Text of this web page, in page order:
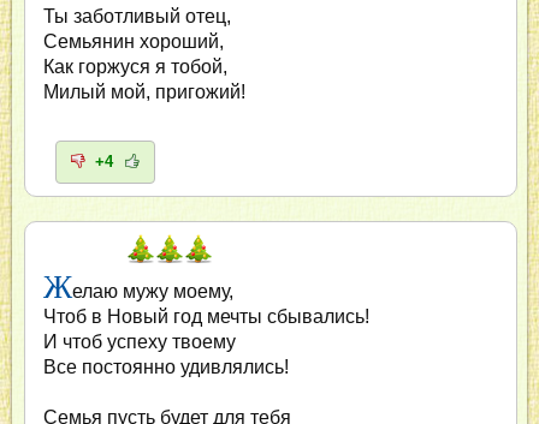
Ты заботливый отец,
Семьянин хороший,
Как горжуся я тобой,
Милый мой, пригожий!
+4
Желаю мужу моему,
Чтоб в Новый год мечты сбывались!
И чтоб успеху твоему
Все постоянно удивлялись!
Семья пусть будет для тебя